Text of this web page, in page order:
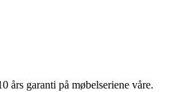
års garanti på møbelseriene våre.